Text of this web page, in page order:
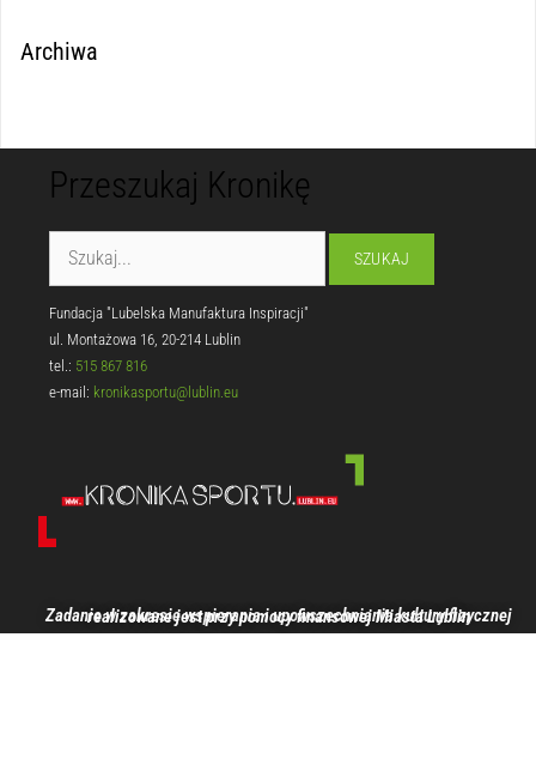
Archiwa
Przeszukaj Kronikę
Fundacja "Lubelska Manufaktura Inspiracji"
ul. Montażowa 16, 20-214 Lublin
tel.: 515 867 816
e-mail: kronikasportu@lublin.eu
Zadanie w zakresie wspierania i upowszechniania kultury fizycznej realizowane jest przy pomocy finansowej Miasta Lublin